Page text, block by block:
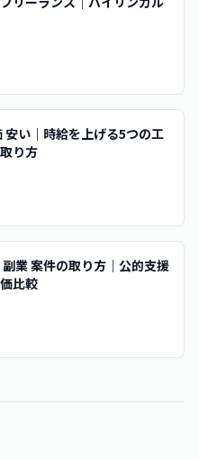
安い｜時給を上げる5つの工
り方
業 案件の取り方｜公的支援
比較